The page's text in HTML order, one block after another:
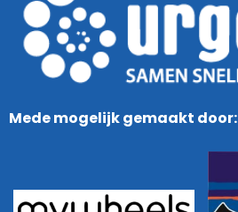
Mede mogelijk gemaakt door: